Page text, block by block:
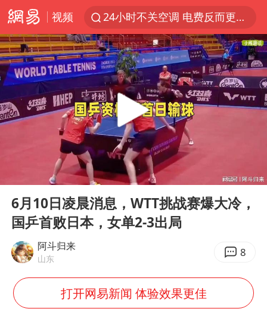
视频
24小时不关空调 电费反而更低？
维持强台风级！白海豚直奔华东沿海
美国退回1000亿美元关税
38岁山东财大教授刘海明逝世
顾客结账把钱扔地上 服务员霸气扔回
河南试行周五下午弹性离岗
“天津之眼”摩天轮附近2人落水
沙特否认与胡塞武装举行会谈
Play
6月10日凌晨消息，WTT挑战赛爆大冷，
国乒首败日本，女单2-3出局
阿斗归来
山东 8
打开网易新闻 体验效果更佳